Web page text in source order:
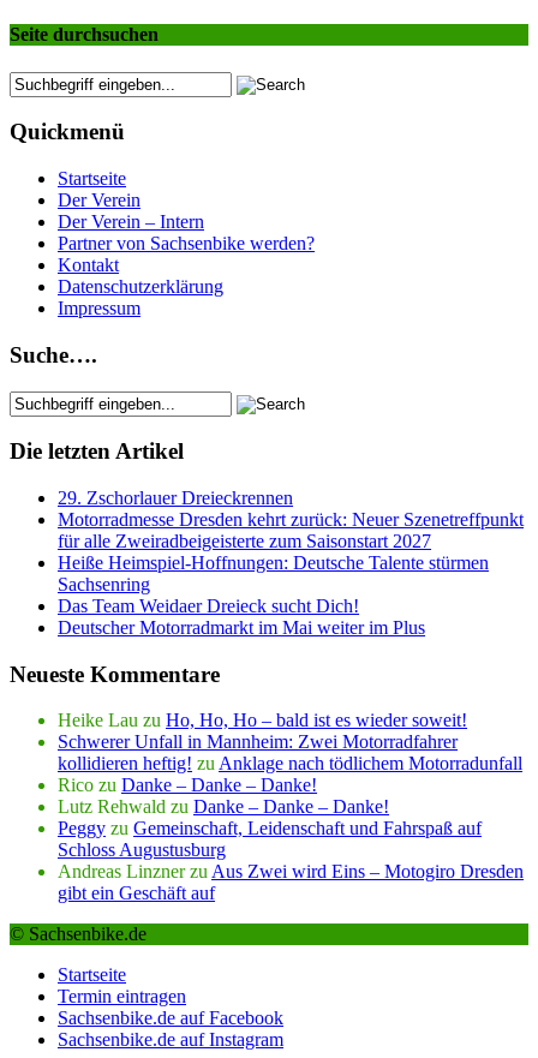
Seite durchsuchen
Quickmenü
Startseite
Der Verein
Der Verein – Intern
Partner von Sachsenbike werden?
Kontakt
Datenschutzerklärung
Impressum
Suche….
Die letzten Artikel
29. Zschorlauer Dreieckrennen
Motorradmesse Dresden kehrt zurück: Neuer Szenetreffpunkt
für alle Zweiradbeigeisterte zum Saisonstart 2027
Heiße Heimspiel-Hoffnungen: Deutsche Talente stürmen
Sachsenring
Das Team Weidaer Dreieck sucht Dich!
Deutscher Motorradmarkt im Mai weiter im Plus
Neueste Kommentare
Heike Lau zu Ho, Ho, Ho – bald ist es wieder soweit!
Schwerer Unfall in Mannheim: Zwei Motorradfahrer
kollidieren heftig! zuAnklage nach tödlichem Motorradunfall
Rico zu Danke – Danke – Danke!
Lutz Rehwald zu Danke – Danke – Danke!
Peggy zu Gemeinschaft, Leidenschaft und Fahrspaß auf
Schloss Augustusburg
Andreas LinznerzuAus Zwei wird Eins – Motogiro Dresden
gibt ein Geschäft auf
© Sachsenbike.de
Startseite
Termin eintragen
Sachsenbike.de auf Facebook
Sachsenbike.de auf Instagram